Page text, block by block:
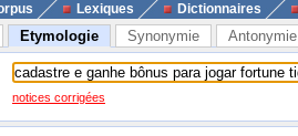
Lexiques Dictionnaires
Etymologie Synonymie Antonymie
notices corrigées